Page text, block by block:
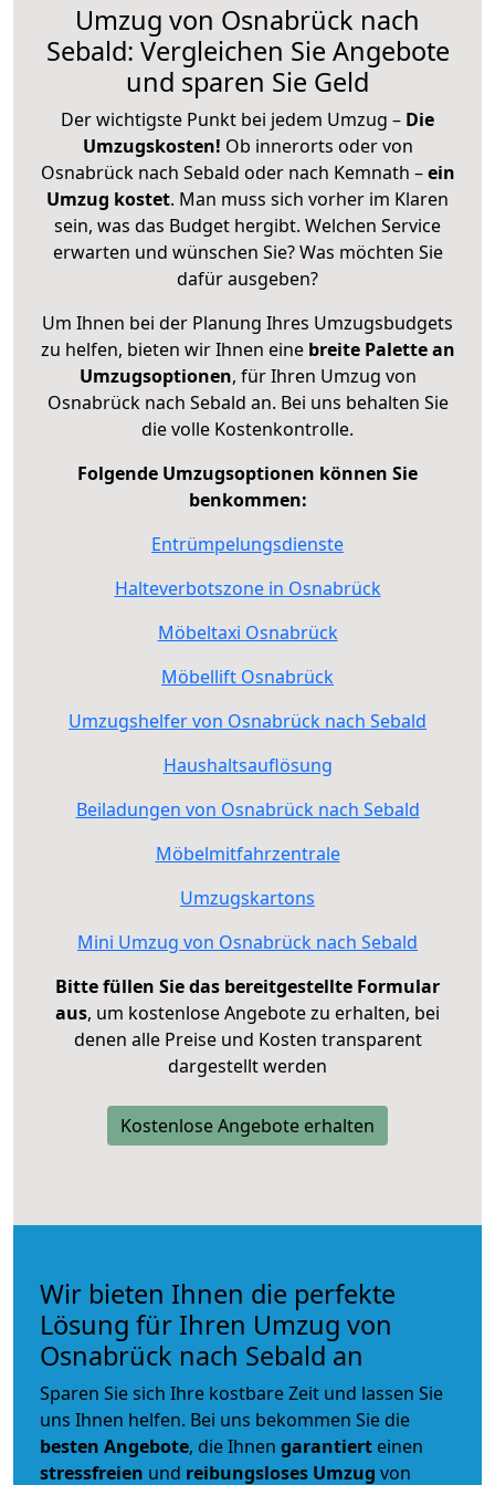
Umzug von Osnabrück nach
Sebald: Vergleichen Sie Angebote
und sparen Sie Geld
Der wichtigste Punkt bei jedem Umzug – Die
Umzugskosten! Ob innerorts oder von
Osnabrück nach Sebald oder nach Kemnath –ein
Umzug kostet. Man muss sich vorher im Klaren
sein, was das Budget hergibt. Welchen Service
erwarten und wünschen Sie? Was möchten Sie
dafür ausgeben?
Um Ihnen bei der Planung Ihres Umzugsbudgets
zu helfen, bieten wir Ihnen eine breite Palette an
Umzugsoptionen, für Ihren Umzug von
Osnabrück nach Sebald an. Bei uns behalten Sie
die volle Kostenkontrolle.
Folgende Umzugsoptionen können Sie
benkommen:
Entrümpelungsdienste
Halteverbotszone in Osnabrück
Möbeltaxi Osnabrück
Möbellift Osnabrück
Umzugshelfer von Osnabrück nach Sebald
Haushaltsauflösung
Beiladungen von Osnabrück nach Sebald
Möbelmitfahrzentrale
Umzugskartons
Mini Umzug von Osnabrück nach Sebald
Bitte füllen Sie das bereitgestellte Formular
aus, um kostenlose Angebote zu erhalten, bei
denen alle Preise und Kosten transparent
dargestellt werden
Kostenlose Angebote erhalten
Wir bieten Ihnen die perfekte
Lösung für Ihren Umzug von
Osnabrück nach Sebald an
Sparen Sie sich Ihre kostbare Zeit und lassen Sie
uns Ihnen helfen. Bei uns bekommen Sie die
besten Angebote, die Ihnen garantiert einen
stressfreien und reibungsloses Umzug von